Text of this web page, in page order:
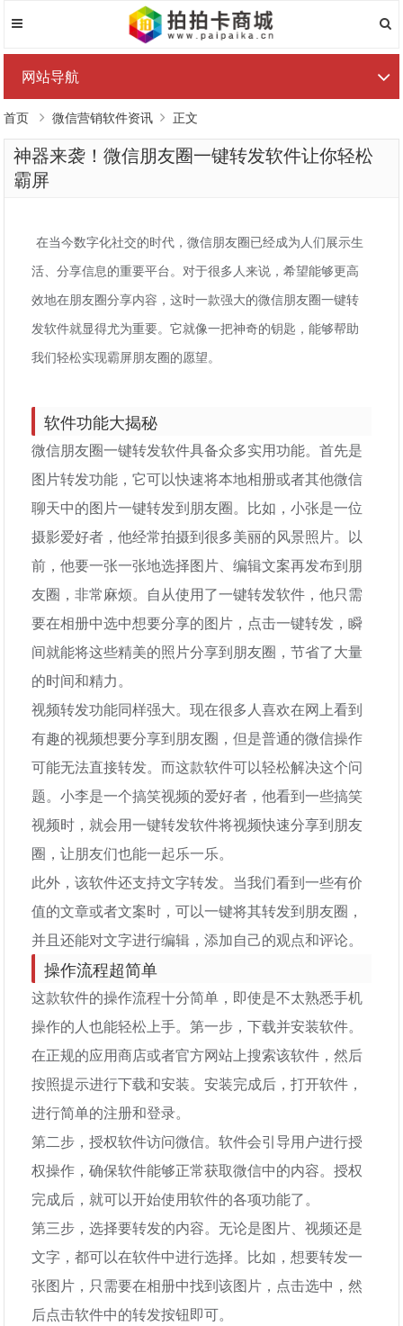
网站导航
首页 微信营销软件资讯 正文
神器来袭！微信朋友圈一键转发软件让你轻松
霸屏
在当今数字化社交的时代，微信朋友圈已经成为人们展示生
活、分享信息的重要平台。对于很多人来说，希望能够更高
效地在朋友圈分享内容，这时一款强大的微信朋友圈一键转
发软件就显得尤为重要。它就像一把神奇的钥匙，能够帮助
我们轻松实现霸屏朋友圈的愿望。
软件功能大揭秘
微信朋友圈一键转发软件具备众多实用功能。首先是
图片转发功能，它可以快速将本地相册或者其他微信
聊天中的图片一键转发到朋友圈。比如，小张是一位
摄影爱好者，他经常拍摄到很多美丽的风景照片。以
前，他要一张一张地选择图片、编辑文案再发布到朋
友圈，非常麻烦。自从使用了一键转发软件，他只需
要在相册中选中想要分享的图片，点击一键转发，瞬
间就能将这些精美的照片分享到朋友圈，节省了大量
的时间和精力。
视频转发功能同样强大。现在很多人喜欢在网上看到
有趣的视频想要分享到朋友圈，但是普通的微信操作
可能无法直接转发。而这款软件可以轻松解决这个问
题。小李是一个搞笑视频的爱好者，他看到一些搞笑
视频时，就会用一键转发软件将视频快速分享到朋友
圈，让朋友们也能一起乐一乐。
此外，该软件还支持文字转发。当我们看到一些有价
值的文章或者文案时，可以一键将其转发到朋友圈，
并且还能对文字进行编辑，添加自己的观点和评论。
操作流程超简单
这款软件的操作流程十分简单，即使是不太熟悉手机
操作的人也能轻松上手。第一步，下载并安装软件。
在正规的应用商店或者官方网站上搜索该软件，然后
按照提示进行下载和安装。安装完成后，打开软件，
进行简单的注册和登录。
第二步，授权软件访问微信。软件会引导用户进行授
权操作，确保软件能够正常获取微信中的内容。授权
完成后，就可以开始使用软件的各项功能了。
第三步，选择要转发的内容。无论是图片、视频还是
文字，都可以在软件中进行选择。比如，想要转发一
张图片，只需要在相册中找到该图片，点击选中，然
后点击软件中的转发按钮即可。